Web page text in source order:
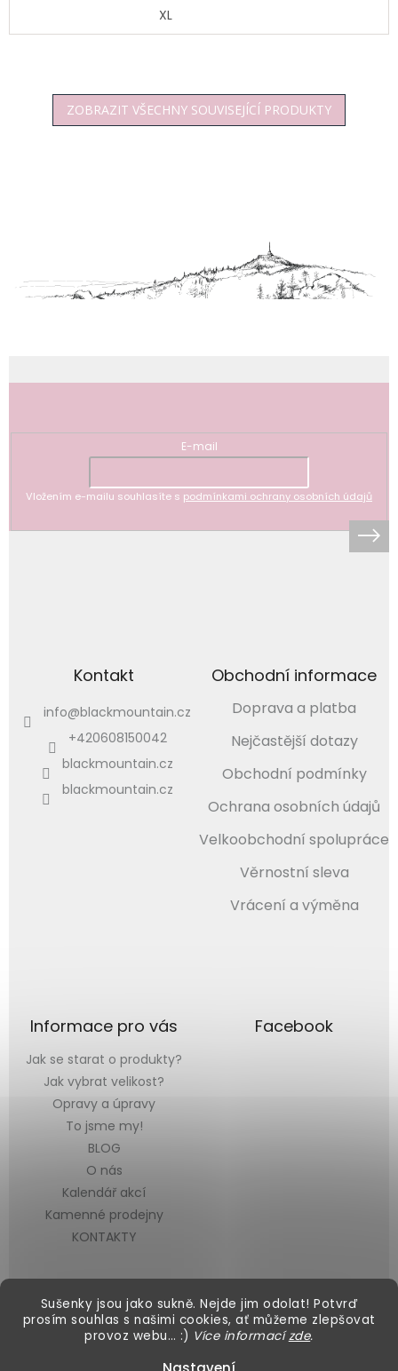
Sušenky jsou jako sukně. Nejde jim odolat! Potvrď
prosím souhlas s našimi cookies, ať můžeme zlepšovat
provoz webu… :) Více informacízde.
XL
ZOBRAZIT VŠECHNY SOUVISEJÍCÍ PRODUKTY
E-mail
Vložením e-mailu souhlasíte s podmínkami ochrany osobních údajů
Kontakt
info@blackmountain.cz
+420608150042
blackmountain.cz
blackmountain.cz
Obchodní informace
Doprava a platba
Nejčastější dotazy
Obchodní podmínky
Ochrana osobních údajů
Velkoobchodní spolupráce
Věrnostní sleva
Vrácení a výměna
Informace pro vás
Jak se starat o produkty?
Jak vybrat velikost?
Opravy a úpravy
To jsme my!
BLOG
O nás
Kalendář akcí
Kamenné prodejny
KONTAKTY
Facebook
Vytvořil Shoptet &